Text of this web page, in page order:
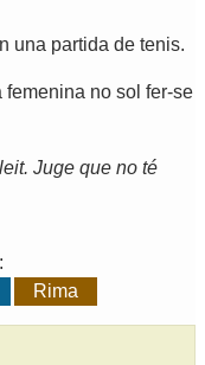
una partida de tenis.
no sol fer-se
Juge que no té
Rima